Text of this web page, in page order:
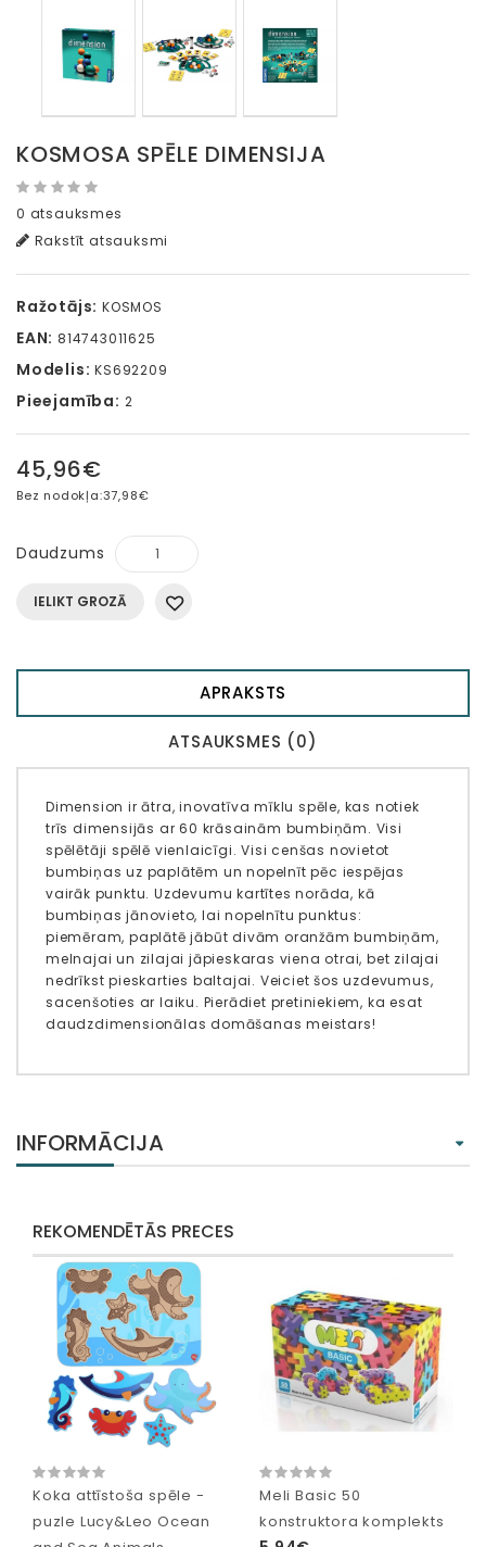
KOSMOSA SPĒLE DIMENSIJA
0 atsauksmes
Rakstīt atsauksmi
Ražotājs: KOSMOS
EAN: 814743011625
Modelis: KS692209
Pieejamība: 2
45,96€
Bez nodokļa:37,98€
Daudzums
IELIKT GROZĀ
APRAKSTS
ATSAUKSMES (0)
Dimension ir ātra, inovatīva mīklu spēle, kas notiek
trīs dimensijās ar 60 krāsainām bumbiņām. Visi
spēlētāji spēlē vienlaicīgi. Visi cenšas novietot
bumbiņas uz paplātēm un nopelnīt pēc iespējas
vairāk punktu. Uzdevumu kartītes norāda, kā
bumbiņas jānovieto, lai nopelnītu punktus:
piemēram, paplātē jābūt divām oranžām bumbiņām,
melnajai un zilajai jāpieskaras viena otrai, bet zilajai
nedrīkst pieskarties baltajai. Veiciet šos uzdevumus,
sacenšoties ar laiku. Pierādiet pretiniekiem, ka esat
daudzdimensionālas domāšanas meistars!
INFORMĀCIJA
REKOMENDĒTĀS PRECES
Koka attīstoša spēle -
puzle Lucy&Leo Ocean
Meli Basic 50
konstruktora komplekts